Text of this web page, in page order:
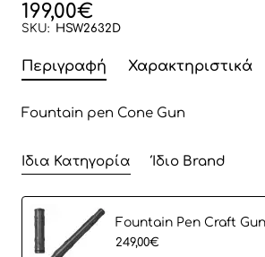
199,00€
SKU: HSW2632D
Περιγραφή Χαρακτηριστικά
Fountain pen Cone Gun
Ίδια Κατηγορία Ίδιο Brand
249,00€